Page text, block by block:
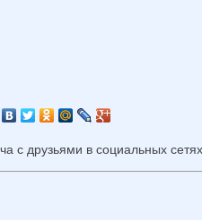
с друзьями в социальных